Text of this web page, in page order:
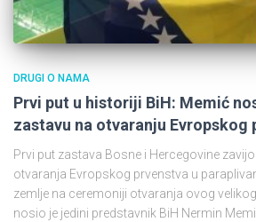
DRUGI O NAMA
Prvi put u historiji BiH: Memić
zastavu na otvaranju Evropskog
Prvi put zastava Bosne i Hercegovine
otvaranja Evropskog prvenstva u
zemlje na ceremoniji otvaranja ovog
nosio je jedini predstavnik BiH Nermin